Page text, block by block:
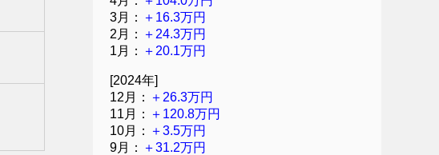
3月： ＋16.3万円
2月： ＋24.3万円
1月： ＋20.1万円
[2024年]
12月： ＋26.3万円
11月： ＋120.8万円
10月： ＋3.5万円
9月： ＋31.2万円